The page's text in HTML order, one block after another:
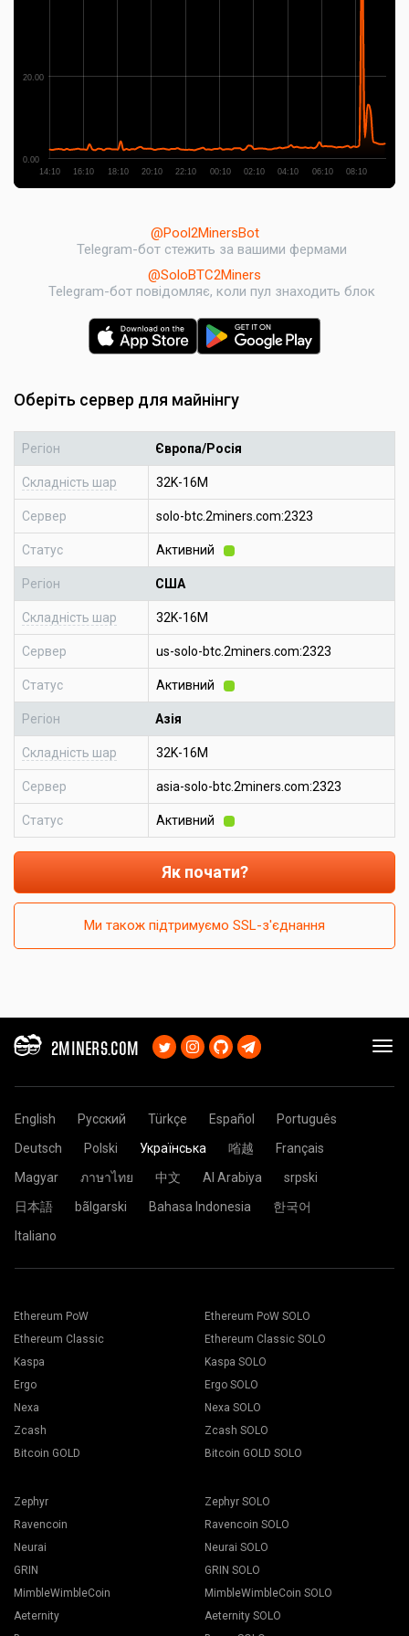
14:10 16:10 18:10 20:10 22:10 00:10 02:10 04:10 06:10 08:10
0.00
20.00
@Pool2MinersBot
Telegram-бот стежить за вашими фермами
@SoloBTC2Miners
Telegram-бот повідомляє, коли пул знаходить блок
Оберіть сервер для майнінгу
Регіон Європа/Росія
Складність шар 32K-16M
Сервер solo-btc.2miners.com:2323
Статус Активний
Регіон США
Складність шар 32K-16M
Сервер us-solo-btc.2miners.com:2323
Статус Активний
Регіон Азія
Складність шар 32K-16M
Сервер asia-solo-btc.2miners.com:2323
Статус Активний
Як почати?
Ми також підтримуємо SSL-з'єднання
2MINERS.COM
English Русский Türkçe Español
Português
Deutsch
Polski Українська 㗂越
Français
Magyar
ภาษาไทย 中文 Al Arabiya
srpski
日本語
bãlgarski Bahasa Indonesia
한국어
Italiano
Ethereum PoW
Ethereum Classic
Kaspa
Ergo
Nexa
Zcash
Bitcoin GOLD
Ethereum PoW SOLO
Ethereum Classic SOLO
Kaspa SOLO
Ergo SOLO
Nexa SOLO
Zcash SOLO
Bitcoin GOLD SOLO
Zephyr
Ravencoin
Neurai
GRIN
MimbleWimbleCoin
Aeternity
Zephyr SOLO
Ravencoin SOLO
Neurai SOLO
GRIN SOLO
MimbleWimbleCoin SOLO
Aeternity SOLO